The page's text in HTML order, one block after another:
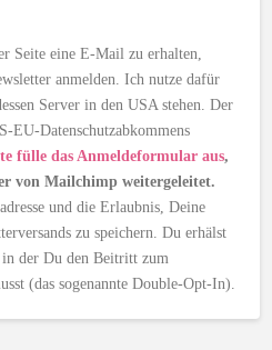
Seite eine E-Mail zu erhalten,
anmelden. Ich nutze dafür
Server in den USA stehen. Der
EU-Datenschutzabkommens
fülle das Anmeldeformular aus,
von Mailchimp weitergeleitet.
und die Erlaubnis, Deine
zu speichern. Du erhälst
der Du den Beitritt zum
(das sogenannte Double-Opt-In).